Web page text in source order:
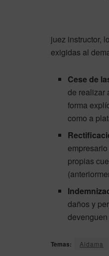
juez instructor,
exigidas al
Cese de
de realizar
forma
como a
propias
daños y
devenguen
Temas: Aldama